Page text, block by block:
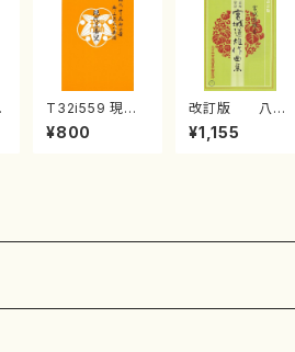
T32i559 現代
三番叟（尺八/杵
屋正邦/楽譜）都
¥800
改訂版 八千
代獅子編曲
（編曲八千代獅
¥1,155